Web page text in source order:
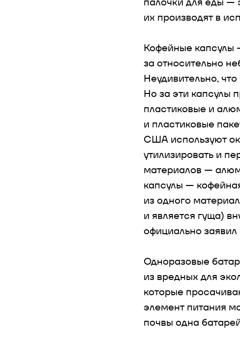
их производят в
Кофейные капсулы
за относительно
Неудивительно,
Но за эти капсулы
пластиковые и
и пластиковые
США используют
утилизировать и
материалов —
капсулы —
из одного
и является гуща)
официально заявил
Одноразовые
из вредных для
которые
элемент питания
почвы одна